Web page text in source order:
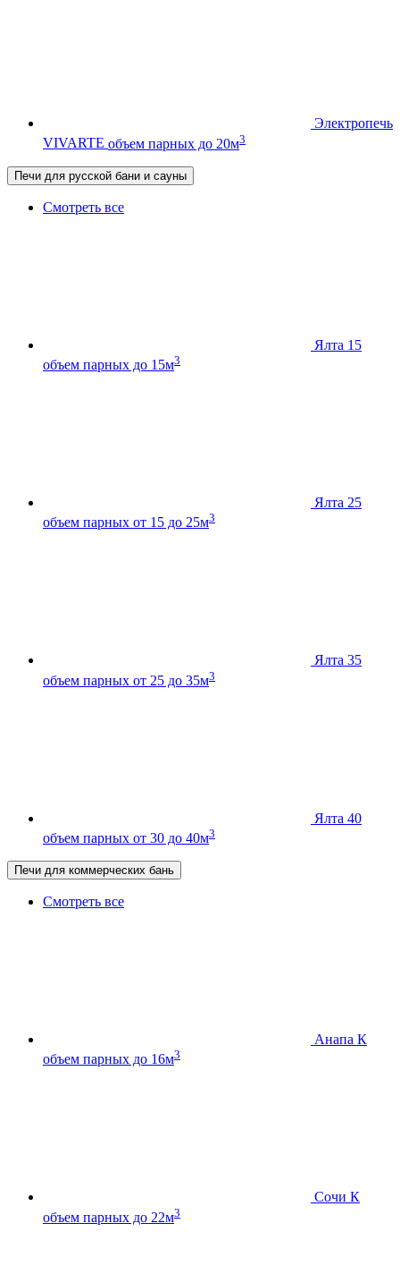
Электропечь
VIVARTE объем парных до 20м3
Печи для русской бани и сауны
Смотреть все
Ялта 15
объем парных до 15м3
Ялта 25
объем парных от 15 до 25м3
Ялта 35
объем парных от 25 до 35м3
Ялта 40
объем парных от 30 до 40м3
Печи для коммерческих бань
Смотреть все
Анапа К
объем парных до 16м3
Сочи К
объем парных до 22м3